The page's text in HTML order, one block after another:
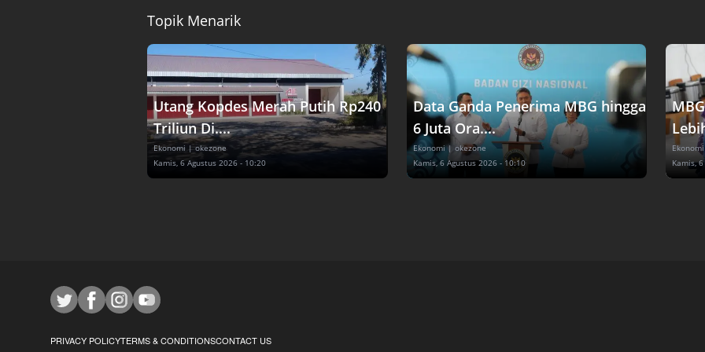
Topik Menarik
Utang Kopdes Merah Putih Rp240
Triliun Di....
Ekonomi | okezone
Kamis, 6 Agustus 2026 - 10:20
Data Ganda Penerima MBG hingga
6 Juta Ora....
Ekonomi | okezone
Kamis, 6 Agustus 2026 - 10:10
Ekonomi
Kamis,
PRIVACY POLICYTERMS & CONDITIONSCONTACT US